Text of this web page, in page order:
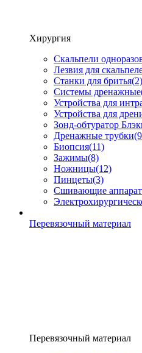
Хирургия
Скальпели
Лезвия для
Станки для бритья(2)
Системы дренажные
Устройства для
Устройства для
Зонд-обтуратор
Дренажные трубки
Биопсия(11)
Зажимы(8)
Ножницы(12)
Пинцеты(3)
Сшивающие
Перевязочный материал
Перевязочный материал